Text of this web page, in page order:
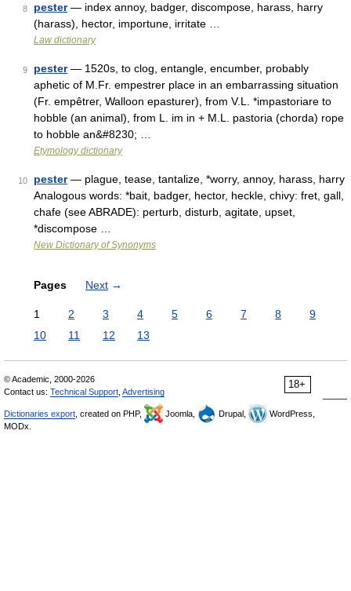
8 pester— index annoy, badger, discompose, harass, harry
(harass), hector, importune, irritate …
Law dictionary
9 pester— 1520s, to clog, entangle, encumber, probably
aphetic of M.Fr. empestrer place in an embarrassing situation
(Fr. empêtrer, Walloon epasturer), from V.L. *impastoriare to
hobble (an animal), from L. im in + M.L. pastoria (chorda) rope
to hobble an&#8230; …
Etymology dictionary
10 pester— plague, tease, tantalize, *worry, annoy, harass, harry
Analogous words: *bait, badger, hector, heckle, chivy: fret, gall,
chafe (see ABRADE): perturb, disturb, agitate, upset,
*discompose …
New Dictionary of Synonyms
Pages Next →
1 2 3 4 5 6 7 8
9
10
11 12 13
18+
© Academic, 2000-2026
Contact us: Technical Support Advertising
Dictionaries export , created on PHP, Joomla, Drupal,
WordPress,
MODx.